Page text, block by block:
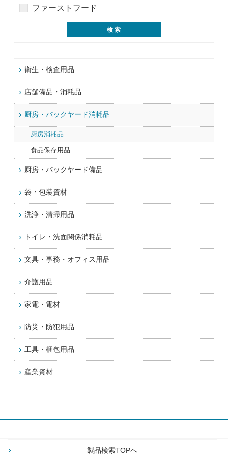
ファーストフード
衛生・検査用品
店舗備品・消耗品
厨房・バックヤード消耗品
厨房消耗品
食品保存用品
厨房・バックヤード備品
袋・包装資材
洗浄・清掃用品
トイレ・洗面関係消耗品
文具・事務・オフィス用品
介護用品
家電・電材
防災・防犯用品
工具・梱包用品
産業資材
製品検索TOPへ